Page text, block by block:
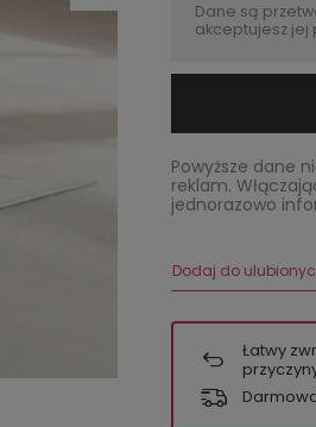
Dane są
akceptujesz jej
Powyższe dane
reklam.
jednorazowo
Dodaj do
Łatwy